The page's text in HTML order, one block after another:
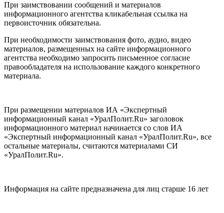
При заимствовании сообщений и материалов
информационного агентства кликабельная ссылка на
первоисточник обязательна.
При необходимости заимствования фото, аудио, видео
материалов, размещенных на сайте информационного
агентства необходимо запросить письменное согласие
правообладателя на использование каждого конкретного
материала.
При размещении материалов ИА «Экспертный
информационный канал «УралПолит.Ru» заголовок
информационного материал начинается со слов ИА
«Экспертный информационный канал «УралПолит.Ru», все
остальные материалы, считаются материалами СИ
«УралПолит.Ru».
Информация на сайте предназначена для лиц старше 16 лет